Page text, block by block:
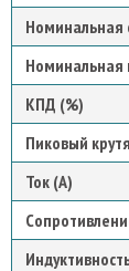
Номинальная
Номинальная
КПД (%)
Пиковый
Ток (А)